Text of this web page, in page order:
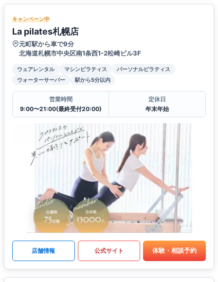
キャンペーン中
La pilates札幌店
元町駅から車で9分
北海道札幌市中央区南1条西1-2松崎ビル3F
ウェアレンタル マシンピラティス
パーソナルピラティス
ウォーターサーバー
駅から5分以内
営業時間
9:00〜21:00(最終受付20:00)
定休日
年末年始
店舗情報 公式サイト 体験・相談予約